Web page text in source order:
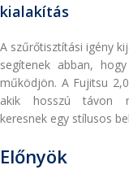
kialakítás
A szűrőtisztítási igény
segítenek abban,
működjön. A Fujitsu
akik hosszú távon
keresnek egy stílusos
Előnyök